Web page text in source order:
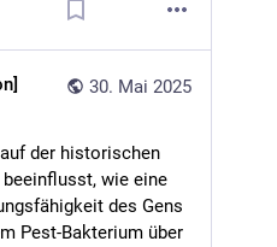
30. Mai 2025
der historischen
wie eine
des Gens
Pest-Bakterium über